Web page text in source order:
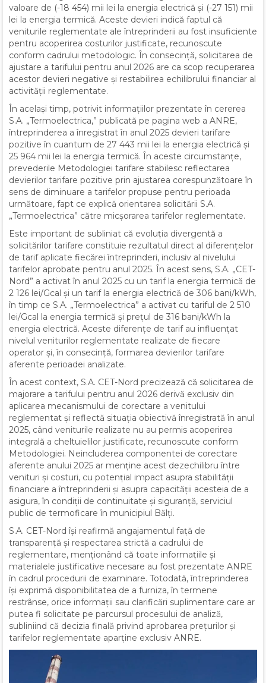
valoare de (-18 454) mii lei la energia electrică și (-27 151) mii
lei la energia termică. Aceste devieri indică faptul că
veniturile reglementate ale întreprinderii au fost insuficiente
pentru acoperirea costurilor justificate, recunoscute
conform cadrului metodologic. În consecință, solicitarea de
ajustare a tarifului pentru anul 2026 are ca scop recuperarea
acestor devieri negative și restabilirea echilibrului financiar al
activității reglementate.
În același timp, potrivit informațiilor prezentate în cererea
S.A. „Termoelectrica,” publicată pe pagina web a ANRE,
întreprinderea a înregistrat în anul 2025 devieri tarifare
pozitive în cuantum de 27 443 mii lei la energia electrică și
25 964 mii lei la energia termică. În aceste circumstanțe,
prevederile Metodologiei tarifare stabilesc reflectarea
devierilor tarifare pozitive prin ajustarea corespunzătoare în
sens de diminuare a tarifelor propuse pentru perioada
următoare, fapt ce explică orientarea solicitării S.A.
„Termoelectrica” către micșorarea tarifelor reglementate.
Este important de subliniat că evoluția divergentă a
solicitărilor tarifare constituie rezultatul direct al diferențelor
de tarif aplicate fiecărei întreprinderi, inclusiv al nivelului
tarifelor aprobate pentru anul 2025. În acest sens, S.A. „CET-
Nord” a activat în anul 2025 cu un tarif la energia termică de
2 126 lei/Gcal și un tarif la energia electrică de 306 bani/kWh,
în timp ce S.A. „Termoelectrica” a activat cu tariful de 2 510
lei/Gcal la energia termică și prețul de 316 bani/kWh la
energia electrică. Aceste diferențe de tarif au influențat
nivelul veniturilor reglementate realizate de fiecare
operator și, în consecință, formarea devierilor tarifare
aferente perioadei analizate.
În acest context, S.A. CET-Nord precizează că solicitarea de
majorare a tarifului pentru anul 2026 derivă exclusiv din
aplicarea mecanismului de corectare a venitului
reglementat și reflectă situația obiectivă înregistrată în anul
2025, când veniturile realizate nu au permis acoperirea
integrală a cheltuielilor justificate, recunoscute conform
Metodologiei. Neincluderea componentei de corectare
aferente anului 2025 ar menține acest dezechilibru între
venituri și costuri, cu potențial impact asupra stabilității
financiare a întreprinderii și asupra capacității acesteia de a
asigura, în condiții de continuitate și siguranță, serviciul
public de termoficare în municipiul Bălți.
S.A. CET-Nord își reafirmă angajamentul față de
transparență și respectarea strictă a cadrului de
reglementare, menționând că toate informațiile și
materialele justificative necesare au fost prezentate ANRE
în cadrul procedurii de examinare. Totodată, întreprinderea
își exprimă disponibilitatea de a furniza, în termene
restrânse, orice informații sau clarificări suplimentare care ar
putea fi solicitate pe parcursul procesului de analiză,
subliniind că decizia finală privind aprobarea prețurilor și
tarifelor reglementate aparține exclusiv ANRE.